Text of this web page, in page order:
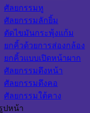
ศัลยกรรมหู
ศัลยกรรมลักยิ้ม
ตัดไขมันกระพุ้งแก้ม
ยกคิ้วด้วยการส่องกล้อง
ยกคิ้วแบบเปิดหน้าผาก
ศัลยกรรมดึงหน้า
ศัลยกรรมดึงคอ
ศัลยกรรมใต้คาง
ปหน้า